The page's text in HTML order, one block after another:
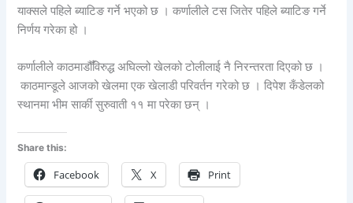
याक्सले पहिले ब्याटिङ गर्ने भएको छ । कर्णालीले टस जितेर पहिले ब्याटिङ गर्ने
निर्णय गरेका हो ।
कर्णालीले काठमाडौँविरुद्ध अघिल्लो खेलको टोलीलाई नै निरन्तरता दिएको छ ।
काठमान्डूले आजको खेलमा एक खेलाडी परिवर्तन गरेको छ । दिपेश कँडेलको
स्थानमा भीम सार्की सुरुवाती ११ मा परेका छन् ।
Share this:
Facebook X Print